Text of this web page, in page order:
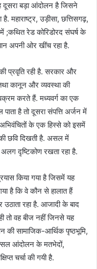
दूसरा बड़ा आंदोलन है जिसने
महाराष्ट्र, उड़ीसा, छत्तिसगढ़,
;कथित रेड कोरिडोरद संघर्ष के
अपनी ओर खींच रहा है.
प्रवृति रही है. सरकार और
कानून और व्यवस्था की
करते हैं. मध्यवर्ग का एक
पाता है तो दूसरा संपत्ति अर्जन में
के एक हिस्से को इसमें
की छवि दिखती है. असल में
दृष्टिकोण रखता रहा है.
किया गया है जिसमें यह
है कि वे कौन से हालात हैं
रहा है. आजादी के बाद
तो वह बीज नहीं जिनसे यह
सामाजिक-आर्थिक पृष्ठभूमि,
आंदोलन के मतभेदों,
चर्चा की गयी है.